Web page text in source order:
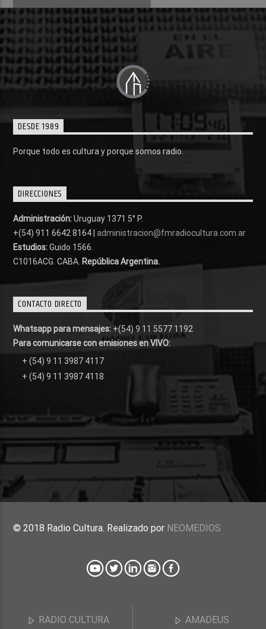
RADIO CULTURA AMADEUS
DESDE 1989
Porque todo es cultura y porque somos radio.
DIRECCIONES
Administración:Uruguay 1371 5° P.
+(54) 911 6642 8164 | administracion@fmradiocultura.com.ar
Estudios:Guido 1566.
C1016ACG . CABA. República Argentina.
CONTACTO DIRECTO
Whatsapp para mensajes: +(54) 9 11 5577 1192
Para comunicarse con emisiones en VIVO:
+ (54) 9 11 3987 4117
+ (54) 9 11 3987 4118
© 2018 Radio Cultura. Realizado por NEOMEDIOS